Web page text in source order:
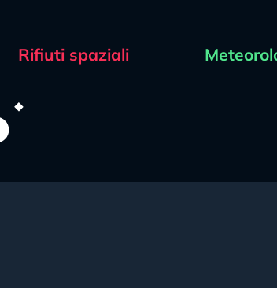
Rifiuti spaziali